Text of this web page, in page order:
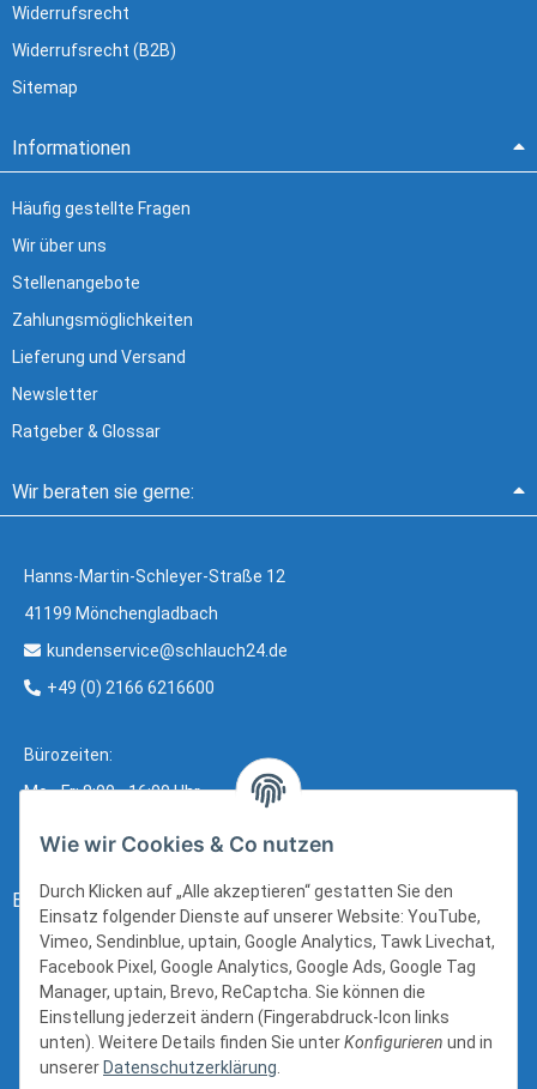
Widerrufsrecht
Widerrufsrecht (B2B)
Sitemap
Informationen
Häufig gestellte Fragen
Wir über uns
Stellenangebote
Zahlungsmöglichkeiten
Lieferung und Versand
Newsletter
Ratgeber & Glossar
Wir beraten sie gerne:
Hanns-Martin-Schleyer-Straße 12
41199 Mönchengladbach
kundenservice@schlauch24.de
+49 (0) 2166 6216600
Bürozeiten:
Mo - Fr: 8:00 - 16:00 Uhr
Bezahlung:
Wie wir Cookies & Co nutzen
Durch Klicken auf „Alle akzeptieren“ gestatten Sie den
Einsatz folgender Dienste auf unserer Website: YouTube,
Vimeo, Sendinblue, uptain, Google Analytics, Tawk Livechat,
Facebook Pixel, Google Analytics, Google Ads, Google Tag
Manager, uptain, Brevo, ReCaptcha. Sie können die
Einstellung jederzeit ändern (Fingerabdruck-Icon links
unten). Weitere Details finden Sie unterKonfigurieren und in
unserer Datenschutzerklärung.